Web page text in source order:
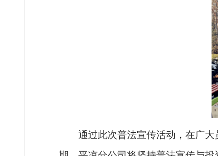
通过此次普法宣传活动，在广